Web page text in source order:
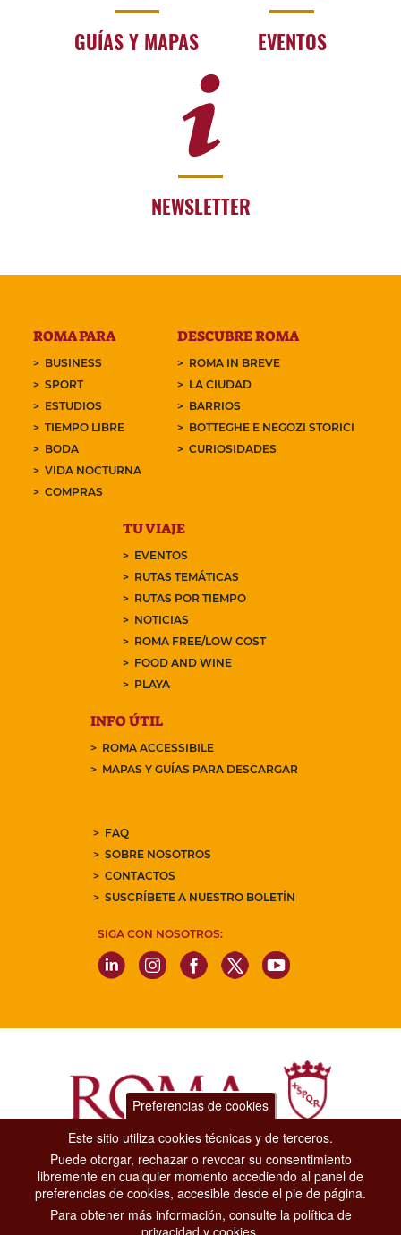
GUÍAS Y MAPAS EVENTOS
NEWSLETTER
ROMA PARA
BUSINESS
SPORT
ESTUDIOS
TIEMPO LIBRE
BODA
VIDA NOCTURNA
COMPRAS
DESCUBRE ROMA
ROMA IN BREVE
LA CIUDAD
BARRIOS
BOTTEGHE E NEGOZI STORICI
CURIOSIDADES
TU VIAJE
EVENTOS
RUTAS TEMÁTICAS
RUTAS POR TIEMPO
NOTICIAS
ROMA FREE/LOW COST
FOOD AND WINE
PLAYA
INFO ÚTIL
ROMA ACCESSIBILE
MAPAS Y GUÍAS PARA DESCARGAR
FAQ
SOBRE NOSOTROS
CONTACTOS
SUSCRÍBETE A NUESTRO BOLETÍN
SIGA CON NOSOTROS:
Dipartimento Grandi Eventi, Sport, Turismo e Moda.
Via di San Basilio, 51
00187 Roma
Preferencias de cookies
Este sitio utiliza cookies técnicas y de terceros.
Puede otorgar, rechazar o revocar su consentimiento
libremente en cualquier momento accediendo al panel de
preferencias de cookies, accesible desde el pie de página.
Para obtener más información, consulte la política de
privacidad y cookies.